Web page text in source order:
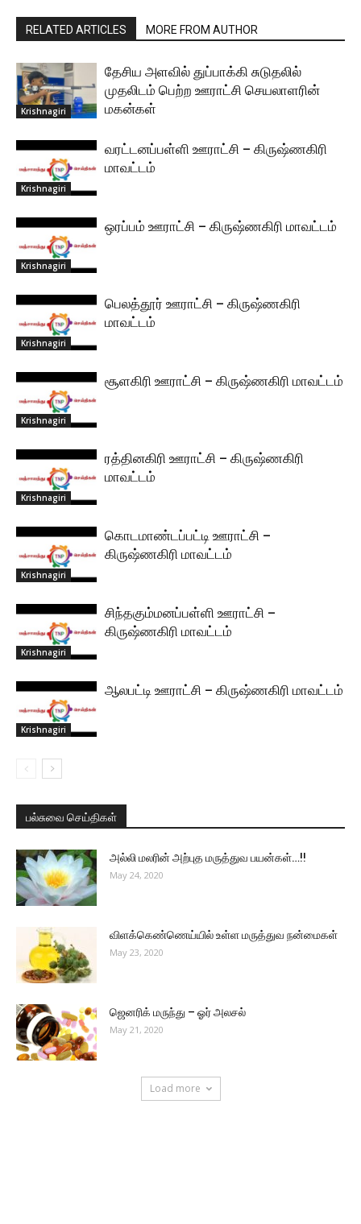
RELATED ARTICLES MORE FROM AUTHOR
Krishnagiri
தேசிய அளவில் துப்பாக்கி சுடுதலில்
முதலிடம் பெற்ற ஊராட்சி செயலாளரின்
மகன்கள்
Krishnagiri
வரட்டனப்பள்ளி ஊராட்சி – கிருஷ்ணகிரி
மாவட்டம்
Krishnagiri
ஒரப்பம் ஊராட்சி – கிருஷ்ணகிரி மாவட்டம்
Krishnagiri
பெலத்தூர் ஊராட்சி – கிருஷ்ணகிரி
மாவட்டம்
Krishnagiri
சூளகிரி ஊராட்சி – கிருஷ்ணகிரி மாவட்டம்
Krishnagiri
ரத்தினகிரி ஊராட்சி – கிருஷ்ணகிரி
மாவட்டம்
Krishnagiri
கொடமாண்டப்பட்டி ஊராட்சி –
கிருஷ்ணகிரி மாவட்டம்
Krishnagiri
சிந்தகும்மனப்பள்ளி ஊராட்சி –
கிருஷ்ணகிரி மாவட்டம்
Krishnagiri
ஆலபட்டி ஊராட்சி – கிருஷ்ணகிரி மாவட்டம்
பல்சுவை செய்திகள்
அல்லி மலரின் அற்புத மருத்துவ பயன்கள்…!!
May 24, 2020
விளக்கெண்ணெய்யில் உள்ள மருத்துவ நன்மைகள்
May 23, 2020
ஜெனரிக் மருந்து – ஓர் அலசல்
May 21, 2020
Load more